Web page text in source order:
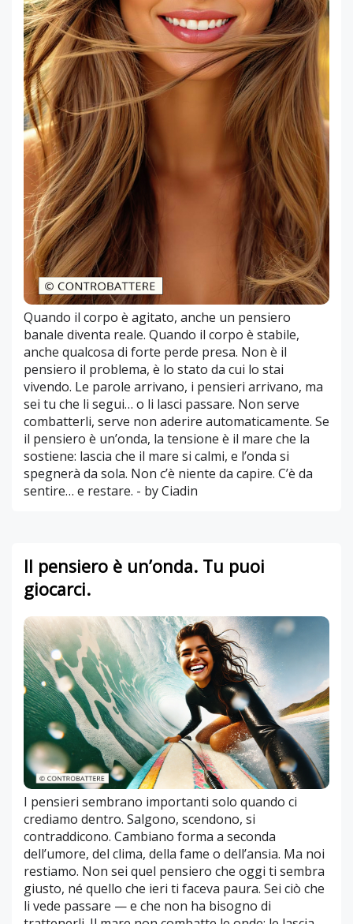
Quando il corpo è agitato, anche un pensiero
banale diventa reale. Quando il corpo è stabile,
anche qualcosa di forte perde presa. Non è il
pensiero il problema, è lo stato da cui lo stai
vivendo. Le parole arrivano, i pensieri arrivano, ma
sei tu che li segui… o li lasci passare. Non serve
combatterli, serve non aderire automaticamente. Se
il pensiero è un’onda, la tensione è il mare che la
sostiene: lascia che il mare si calmi, e l’onda si
spegnerà da sola. Non c’è niente da capire. C’è da
sentire… e restare. - by Ciadin
Il pensiero è un’onda. Tu puoi
giocarci.
I pensieri sembrano importanti solo quando ci
crediamo dentro. Salgono, scendono, si
contraddicono. Cambiano forma a seconda
dell’umore, del clima, della fame o dell’ansia. Ma noi
restiamo. Non sei quel pensiero che oggi ti sembra
giusto, né quello che ieri ti faceva paura. Sei ciò che
li vede passare — e che non ha bisogno di